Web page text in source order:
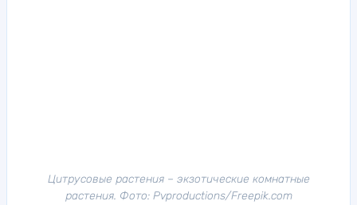
Цитрусовые растения – экзотические комнатные
растения. Фото: Pvproductions/Freepik.com